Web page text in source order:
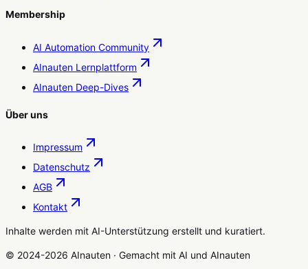
Membership
AI Automation Community
AInauten Lernplattform
AInauten Deep-Dives
Über uns
Impressum
Datenschutz
AGB
Kontakt
Inhalte werden mit AI-Unterstützung erstellt und kuratiert.
© 2024-2026 AInauten · Gemacht mit AI und AInauten